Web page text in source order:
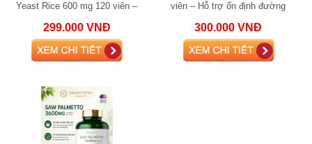
Yeast Rice 600 mg 120 viên –
tim mạch
299.000 VNĐ
viên – Hỗ trợ ổn định đường
300.000 VNĐ